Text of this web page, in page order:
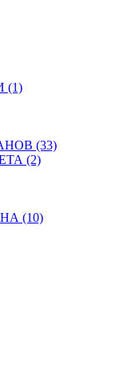
(1)
(33)
(2)
(10)